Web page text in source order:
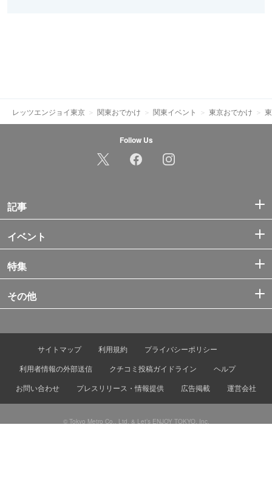
レッツエンジョイ東京 関東おでかけ 関東イベント 東京おでかけ
Follow Us
記事
イベント
特集
その他
サイトマップ 利用規約
プライバシーポリシー
利用者情報の外部送信
クチコミ投稿ガイドライン
ヘルプ
お問い合わせ
プレスリリース・情報提供 広告掲載 運営会社
© Tokyo Metro Co., Ltd. & Let’s ENJOY TOKYO, Inc.